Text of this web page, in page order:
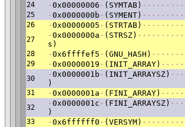
24 · 0x00000006 · (SYMTAB) · · · · · · · · ·
25 · 0x0000000b · (SYMENT) · · · · · · · · ·
26 · 0x00000005 · (STRTAB) · · · · · · · · ·
27 · 0x0000000a · (STRSZ) · · · · · · · · · ·
s)
28 · 0x6ffffef5 · (GNU_HASH) · · · · · · ·
29 · 0x00000019 · (INIT_ARRAY) · · · · ·
30 · 0x0000001b · (INIT_ARRAYSZ) · · ·
)
31 · 0x0000001a · (FINI_ARRAY) · · · · ·
32 · 0x0000001c · (FINI_ARRAYSZ) · · ·
)
33 · 0x6ffffff0 · (VERSYM) · · · · · · · · ·